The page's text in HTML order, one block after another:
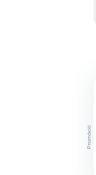
Promóció